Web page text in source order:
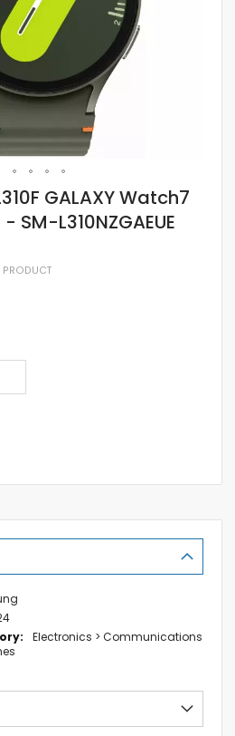
GALAXY Watch7
SM-L310NZGAEUE
PRODUCT
Electronics > Communications